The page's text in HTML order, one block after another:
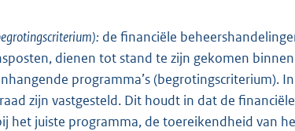
de financiële
dienen tot stand te zijn gekomen
programma’s (begrotingscriterium).
zijn vastgesteld. Dit houdt in dat de
het juiste programma, de toereikendheid van